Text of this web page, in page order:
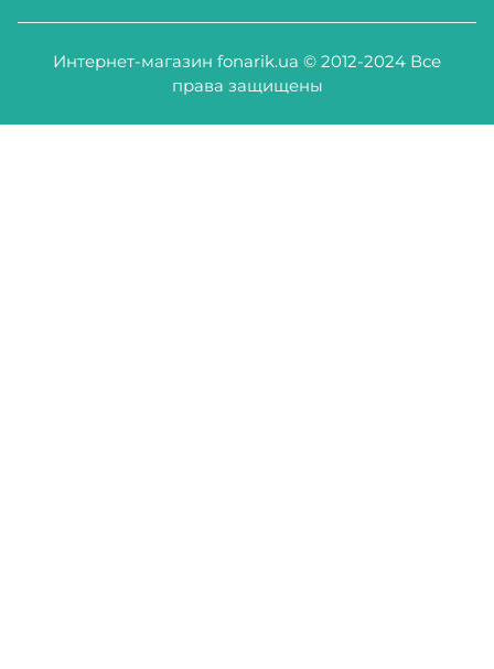
Интернет-магазин fonarik.ua © 2012-2024 Все
права защищены